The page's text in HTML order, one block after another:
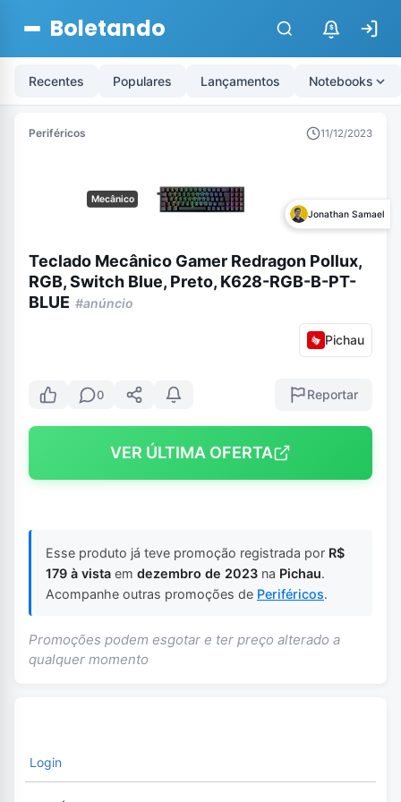
Boletando $
Recentes Populares Lançamentos Notebooks
Periféricos 11/12/2023
Mecânico
Jonathan Samael
Teclado Mecânico Gamer Redragon Pollux,
RGB, Switch Blue, Preto, K628-RGB-B-PT-
BLUE #anúncio
Pichau
0 Reportar
VER ÚLTIMA OFERTA
Esse produto já teve promoção registrada por R$
179 à vista em dezembro de 2023 na Pichau.
Acompanhe outras promoções de Periféricos.
Promoções podem esgotar e ter preço alterado a
qualquer momento
Login